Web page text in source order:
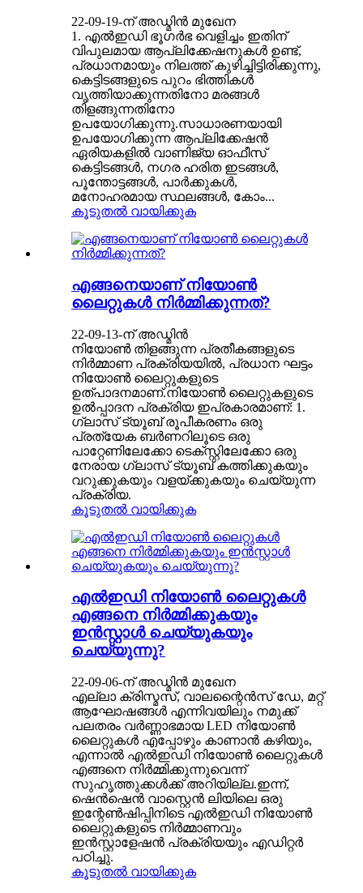
22-09-19-ന് അഡ്മിൻ മുഖേന
1. എൽഇഡി ഭൂഗർഭ വെളിച്ചം ഇതിന്
വിപുലമായ ആപ്ലിക്കേഷനുകൾ ഉണ്ട്,
പ്രധാനമായും നിലത്ത് കുഴിച്ചിട്ടിരിക്കുന്നു,
കെട്ടിടങ്ങളുടെ പുറം ഭിത്തികൾ
വൃത്തിയാക്കുന്നതിനോ മരങ്ങൾ
തിളങ്ങുന്നതിനോ
ഉപയോഗിക്കുന്നു.സാധാരണയായി
ഉപയോഗിക്കുന്ന ആപ്ലിക്കേഷൻ
ഏരിയകളിൽ വാണിജ്യ ഓഫീസ്
കെട്ടിടങ്ങൾ, നഗര ഹരിത ഇടങ്ങൾ,
പൂന്തോട്ടങ്ങൾ, പാർക്കുകൾ,
മനോഹരമായ സ്ഥലങ്ങൾ, കോം...
കൂടുതൽ വായിക്കുക
എങ്ങനെയാണ് നിയോൺ
ലൈറ്റുകൾ നിർമ്മിക്കുന്നത്?
22-09-13-ന് അഡ്മിൻ
നിയോൺ തിളങ്ങുന്ന പ്രതീകങ്ങളുടെ
നിർമ്മാണ പ്രക്രിയയിൽ, പ്രധാന ഘട്ടം
നിയോൺ ലൈറ്റുകളുടെ
ഉത്പാദനമാണ്.നിയോൺ ലൈറ്റുകളുടെ
ഉൽപ്പാദന പ്രക്രിയ ഇപ്രകാരമാണ്: 1.
ഗ്ലാസ് ട്യൂബ് രൂപീകരണം ഒരു
പ്രത്യേക ബർണറിലൂടെ ഒരു
പാറ്റേണിലേക്കോ ടെക്സ്റ്റിലേക്കോ ഒരു
നേരായ ഗ്ലാസ് ട്യൂബ് കത്തിക്കുകയും
വറുക്കുകയും വളയ്ക്കുകയും ചെയ്യുന്ന
പ്രക്രിയ.
കൂടുതൽ വായിക്കുക
എൽഇഡി നിയോൺ ലൈറ്റുകൾ
എങ്ങനെ നിർമ്മിക്കുകയും
ഇൻസ്റ്റാൾ ചെയ്യുകയും
ചെയ്യുന്നു?
22-09-06-ന് അഡ്മിൻ മുഖേന
എല്ലാ ക്രിസ്മസ്, വാലന്റൈൻസ് ഡേ, മറ്റ്
ആഘോഷങ്ങൾ എന്നിവയിലും നമുക്ക്
പലതരം വർണ്ണാഭമായ LED നിയോൺ
ലൈറ്റുകൾ എപ്പോഴും കാണാൻ കഴിയും,
എന്നാൽ എൽഇഡി നിയോൺ ലൈറ്റുകൾ
എങ്ങനെ നിർമ്മിക്കുന്നുവെന്ന്
സുഹൃത്തുക്കൾക്ക് അറിയില്ല.ഇന്ന്,
ഷെൻഷെൻ വാസ്റ്റെൻ ലിയിലെ ഒരു
ഇന്റേൺഷിപ്പിനിടെ എൽഇഡി നിയോൺ
ലൈറ്റുകളുടെ നിർമ്മാണവും
ഇൻസ്റ്റാളേഷൻ പ്രക്രിയയും എഡിറ്റർ
പഠിച്ചു.
കൂടുതൽ വായിക്കുക